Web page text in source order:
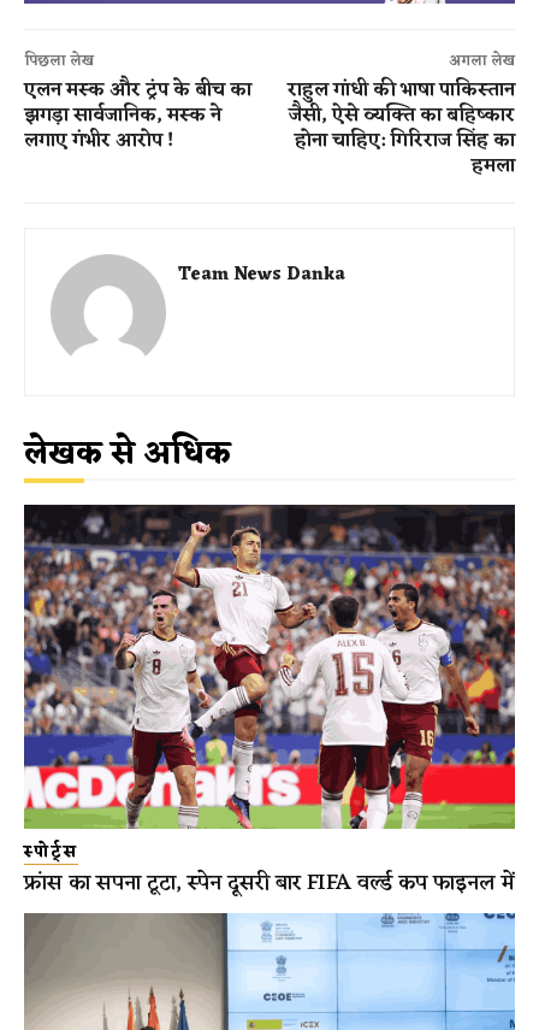
पिछला लेख
एलन मस्क और ट्रंप के बीच का
झगड़ा सार्वजानिक, मस्क ने
लगाए गंभीर आरोप !
अगला लेख
राहुल गांधी की भाषा पाकिस्तान
जैसी, ऐसे व्यक्ति का बहिष्कार
होना चाहिए: गिरिराज सिंह का
हमला
Team News Danka
लेखक से अधिक
स्पोर्ट्स
फ्रांस का सपना टूटा, स्पेन दूसरी बार FIFA वर्ल्ड कप फाइनल में